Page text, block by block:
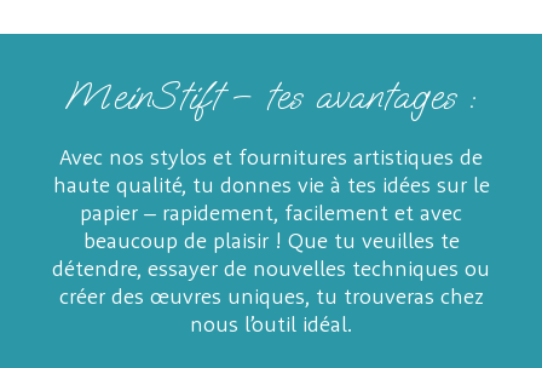
MeinStift – tes avantages :
Avec nos stylos et fournitures artistiques de
haute qualité, tu donnes vie à tes idées sur le
papier – rapidement, facilement et avec
beaucoup de plaisir ! Que tu veuilles te
détendre, essayer de nouvelles techniques ou
créer des œuvres uniques, tu trouveras chez
nous l’outil idéal.